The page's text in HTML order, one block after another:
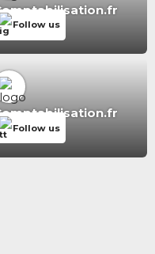
Follow us
Follow us